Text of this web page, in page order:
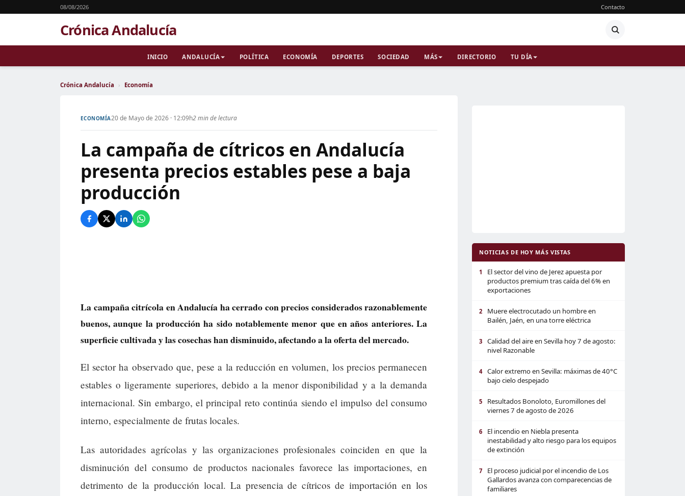
08/08/2026 Contacto
Crónica Andalucía
INICIO ANDALUCÍA POLÍTICA ECONOMÍA DEPORTES SOCIEDAD MÁS DIRECTORIO TU DÍA
Crónica Andalucía › Economía
ECONOMÍA20 de Mayo de 2026 · 12:09h2 min de lectura
La campaña de cítricos en Andalucía
presenta precios estables pese a baja
producción
La campaña citrícola en Andalucía ha cerrado con precios considerados razonablemente
buenos, aunque la producción ha sido notablemente menor que en años anteriores. La
superficie cultivada y las cosechas han disminuido, afectando a la oferta del mercado.
El sector ha observado que, pese a la reducción en volumen, los precios permanecen
estables o ligeramente superiores, debido a la menor disponibilidad y a la demanda
internacional. Sin embargo, el principal reto continúa siendo el impulso del consumo
interno, especialmente de frutas locales.
Las autoridades agrícolas y las organizaciones profesionales coinciden en que la
disminución del consumo de productos nacionales favorece las importaciones, en
detrimento de la producción local. La presencia de cítricos de importación en los
NOTICIAS DE HOY MÁS VISTAS
1
El sector del vino de Jerez apuesta por
productos premium tras caída del 6% en
exportaciones
2
Muere electrocutado un hombre en
Bailén, Jaén, en una torre eléctrica
3
Calidad del aire en Sevilla hoy 7 de agosto:
nivel Razonable
4
Calor extremo en Sevilla: máximas de 40°C
bajo cielo despejado
5
Resultados Bonoloto, Euromillones del
viernes 7 de agosto de 2026
6
El incendio en Niebla presenta
inestabilidad y alto riesgo para los equipos
de extinción
7
El proceso judicial por el incendio de Los
Gallardos avanza con comparecencias de
familiares